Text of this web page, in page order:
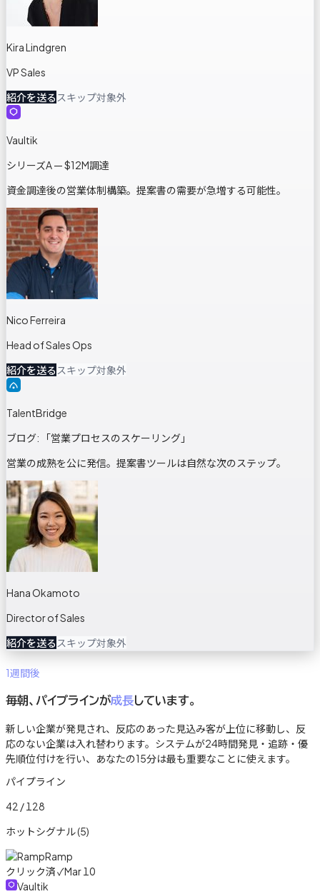
Kira Lindgren
VP Sales
紹介を送る スキップ対象外
Vaultik
シリーズA — $12M調達
資金調達後の営業体制構築。提案書の需要が急増する可能性。
Nico Ferreira
Head of Sales Ops
紹介を送る スキップ対象外
TalentBridge
ブログ: 「営業プロセスのスケーリング」
営業の成熟を公に発信。提案書ツールは自然な次のステップ。
Hana Okamoto
Director of Sales
紹介を送る スキップ対象外
1週間後
毎朝、パイプラインが成長しています。
新しい企業が発見され、反応のあった見込み客が上位に移動し、反
応のない企業は入れ替わります。システムが24時間発見・追跡・優
先順位付けを行い、あなたの15分は最も重要なことに使えます。
パイプライン
42 / 128
ホットシグナル (5)
Ramp
クリック済 ✓Mar 10
Vaultik